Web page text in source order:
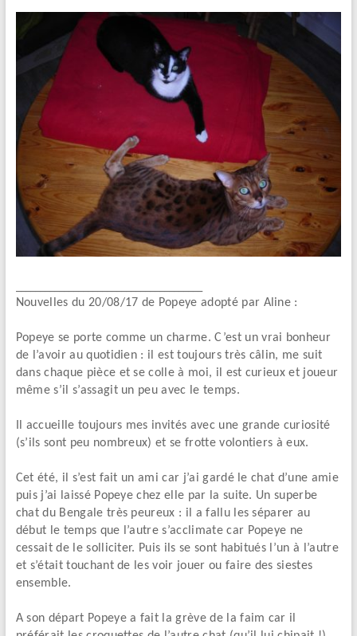
Nouvelles du 20/08/17 de Popeye adopté par Aline :
Popeye se porte comme un charme. C’est un vrai bonheur
de l’avoir au quotidien : il est toujours très câlin, me suit
dans chaque pièce et se colle à moi, il est curieux et joueur
même s’il s’assagit un peu avec le temps.
Il accueille toujours mes invités avec une grande curiosité
(s’ils sont peu nombreux) et se frotte volontiers à eux.
Cet été, il s’est fait un ami car j’ai gardé le chat d’une amie
puis j’ai laissé Popeye chez elle par la suite. Un superbe
chat du Bengale très peureux : il a fallu les séparer au
début le temps que l’autre s’acclimate car Popeye ne
cessait de le solliciter. Puis ils se sont habitués l’un à l’autre
et s’était touchant de les voir jouer ou faire des siestes
ensemble.
A son départ Popeye a fait la grève de la faim car il